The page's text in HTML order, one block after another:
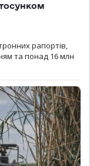
рапортів,
та понад 16 млн